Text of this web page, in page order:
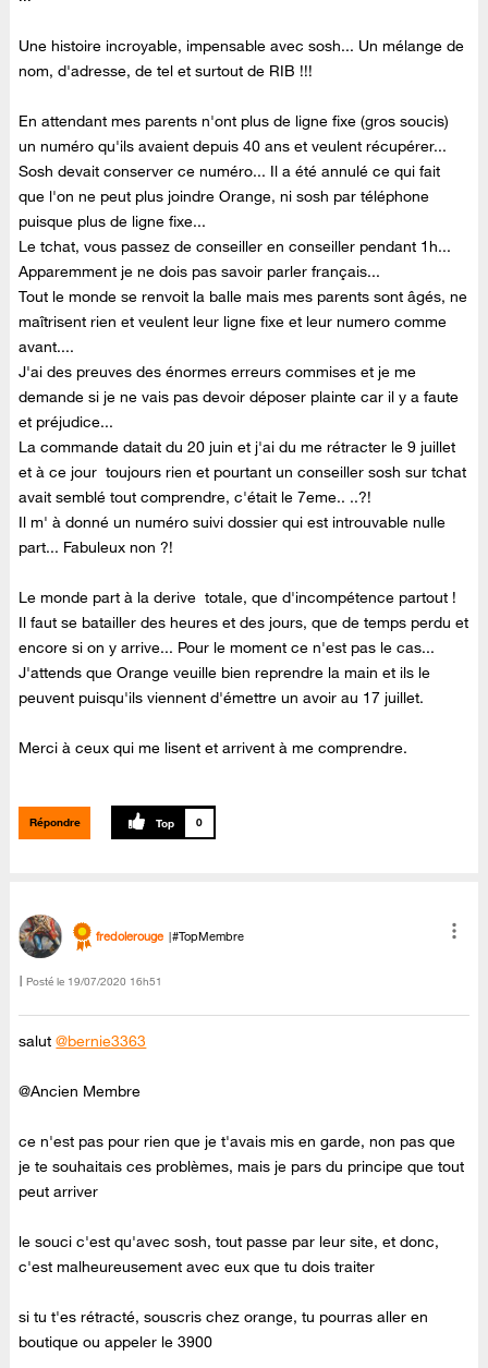
Une histoire incroyable, impensable avec sosh... Un mélange de
nom, d'adresse, de tel et surtout de RIB !!!
En attendant mes parents n'ont plus de ligne fixe (gros soucis)
un numéro qu'ils avaient depuis 40 ans et veulent récupérer...
Sosh devait conserver ce numéro... Il a été annulé ce qui fait
que l'on ne peut plus joindre Orange, ni sosh par téléphone
puisque plus de ligne fixe...
Le tchat, vous passez de conseiller en conseiller pendant 1h...
Apparemment je ne dois pas savoir parler français...
Tout le monde se renvoit la balle mais mes parents sont âgés, ne
maîtrisent rien et veulent leur ligne fixe et leur numero comme
avant....
J'ai des preuves des énormes erreurs commises et je me
demande si je ne vais pas devoir déposer plainte car il y a faute
et préjudice...
La commande datait du 20 juin et j'ai du me rétracter le 9 juillet
et à ce jour toujours rien et pourtant un conseiller sosh sur tchat
avait semblé tout comprendre, c'était le 7eme.. ..?!
Il m' à donné un numéro suivi dossier qui est introuvable nulle
part... Fabuleux non ?!
Le monde part à la derive totale, que d'incompétence partout !
Il faut se batailler des heures et des jours, que de temps perdu et
encore si on y arrive... Pour le moment ce n'est pas le cas...
J'attends que Orange veuille bien reprendre la main et ils le
peuvent puisqu'ils viennent d'émettre un avoir au 17 juillet.
Merci à ceux qui me lisent et arrivent à me comprendre.
Répondre 0
fredolerouge #TopMembre
Posté le ‎19/07/2020 16h51
salut@bernie3363
@Ancien Membre
ce n'est pas pour rien que je t'avais mis en garde, non pas que
je te souhaitais ces problèmes, mais je pars du principe que tout
peut arriver
le souci c'est qu'avec sosh, tout passe par leur site, et donc,
c'est malheureusement avec eux que tu dois traiter
si tu t'es rétracté, souscris chez orange, tu pourras aller en
boutique ou appeler le 3900